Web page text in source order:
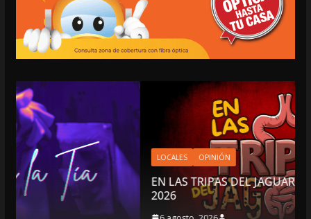
LOCALES OPINIÓN
EN LAS TRIPAS DEL JAGUAR: 06 DE AGOSTO DE